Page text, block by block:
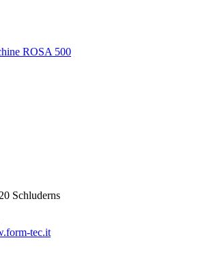
ROSA 500
Schluderns
tec.it